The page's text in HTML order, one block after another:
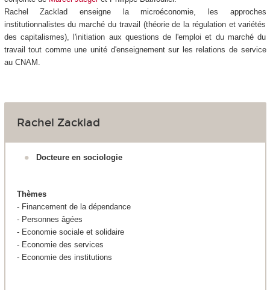
Rachel Zacklad enseigne la microéconomie, les approches
institutionnalistes du marché du travail (théorie de la régulation et variétés
des capitalismes), l'initiation aux questions de l'emploi et du marché du
travail tout comme une unité d'enseignement sur les relations de service
au CNAM.
Rachel Zacklad
Docteure en sociologie
Thèmes
- Financement de la dépendance
- Personnes âgées
- Economie sociale et solidaire
- Economie des services
- Economie des institutions